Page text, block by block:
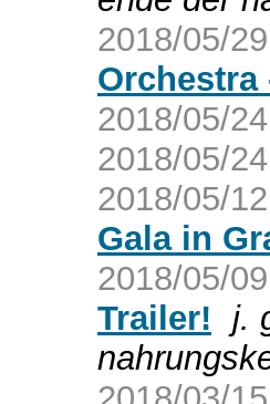
2018/05/29
Orchestra
2018/05/24
2018/05/24
2018/05/12
Gala in
2018/05/09
Trailer! j.